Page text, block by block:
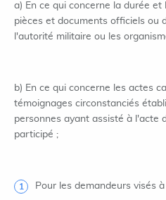
a) En ce qui concerne la durée
pièces et documents officiels ou
l'autorité militaire ou les
b) En ce qui concerne les actes
témoignages circonstanciés
personnes ayant assisté à l'acte
participé ;
Pour les demandeurs visés